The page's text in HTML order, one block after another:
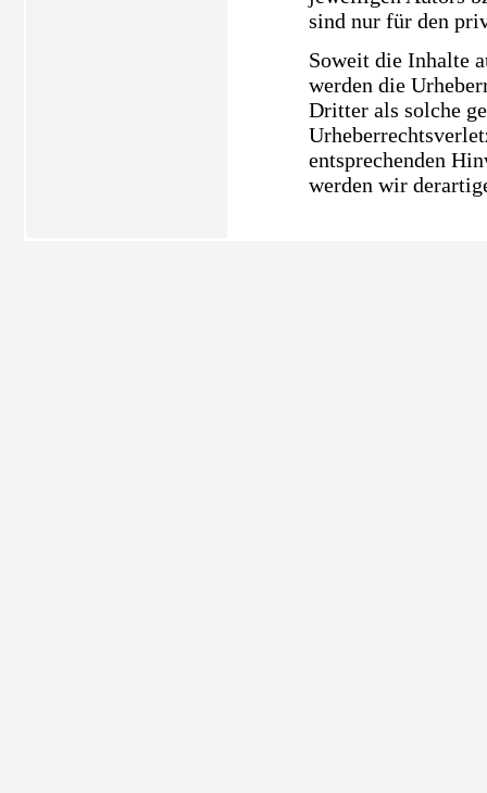
sind nur für den
Soweit die Inhalte
werden die
Dritter als solche
entsprechenden
werden wir